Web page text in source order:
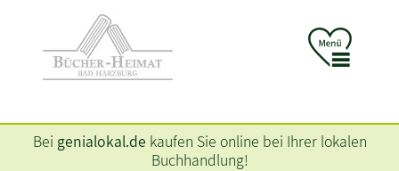
Bei genialokal.de kaufen Sie online bei Ihrer lokalen
Buchhandlung!